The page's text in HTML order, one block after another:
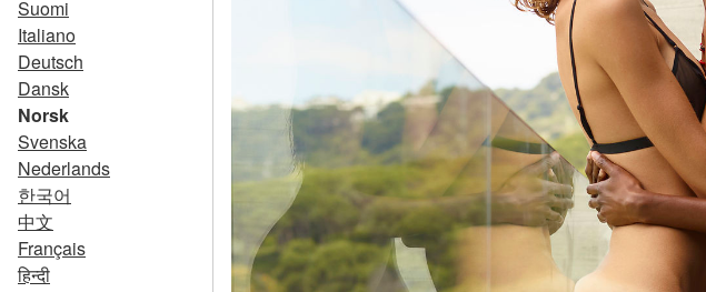
Suomi
Italiano
Deutsch
Dansk
Norsk
Svenska
Nederlands
한국어
中文
Français
हिन्दी